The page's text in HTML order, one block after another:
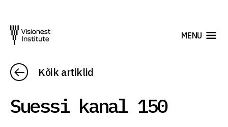
MENU
Kõik artiklid
Suessi kanal 150